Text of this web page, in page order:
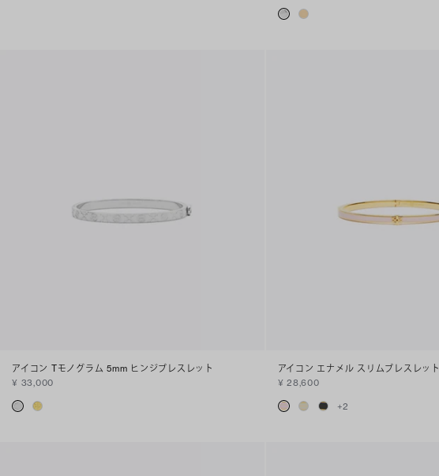
アイコン Tモノグラム 5mm ヒンジブレスレット
¥ 33,000
アイコン エナメル スリムブレスレット
¥ 28,600
+2